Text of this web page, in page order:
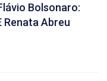
Bolsonaro:
Renata Abreu